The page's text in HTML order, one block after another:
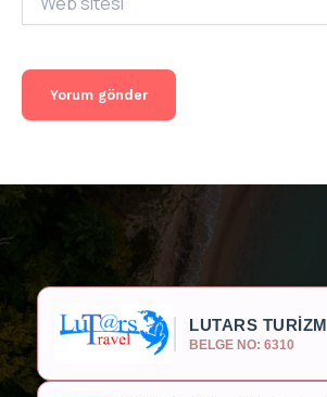
sitesi
LUTARS TURİZM
BELGE NO: 6310